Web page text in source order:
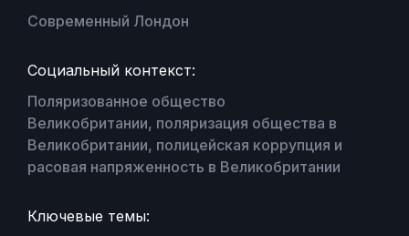
Современный Лондон
Социальный контекст:
Поляризованное общество
Великобритании, поляризация общества в
Великобритании, полицейская коррупция и
расовая напряженность в Великобритании
Ключевые темы: